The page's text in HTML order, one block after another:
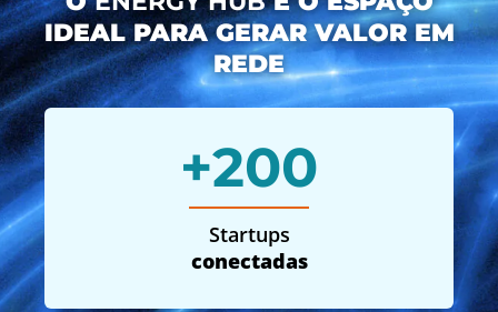
IDEAL PARA GERAR VALOR EM
REDE
+200
Startups
conectadas